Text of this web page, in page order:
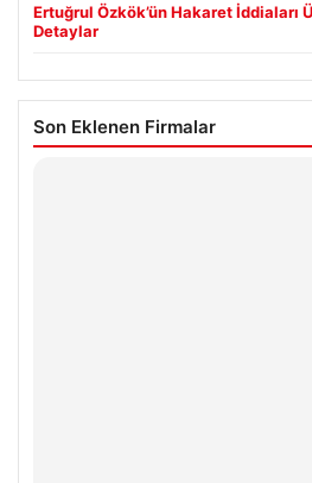
Ertuğrul Özkök’ün Hakaret İddiaları
Detaylar
Son Eklenen Firmalar